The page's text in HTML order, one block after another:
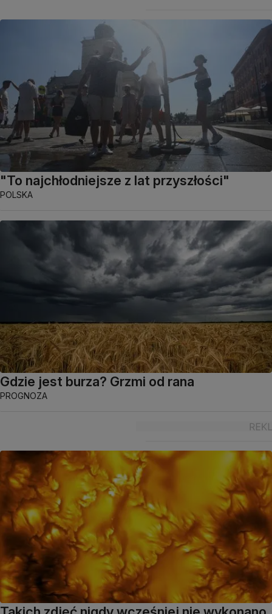
"To najchłodniejsze z lat przyszłości"
POLSKA
Gdzie jest burza? Grzmi od rana
PROGNOZA